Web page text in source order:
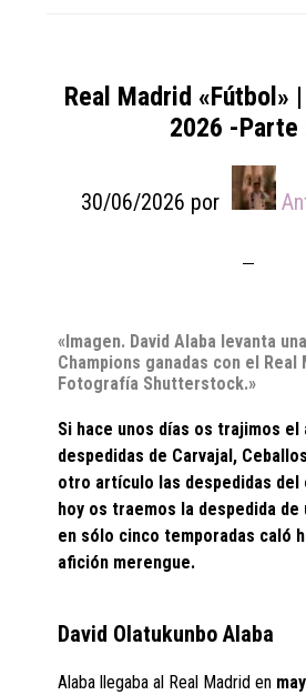
Real Madrid «Fútbol»
2026 -Parte
30/06/2026 por
«Imagen. David Alaba levanta
Champions ganadas con el Real
Fotografía Shutterstock.»
Si hace unos días os trajimos
despedidas de Carvajal,
otro artículo las despedidas del
hoy os traemos la despedida de
en sólo cinco temporadas caló
afición merengue.
David Olatukunbo Alaba
Alaba llegaba al Real Madrid en